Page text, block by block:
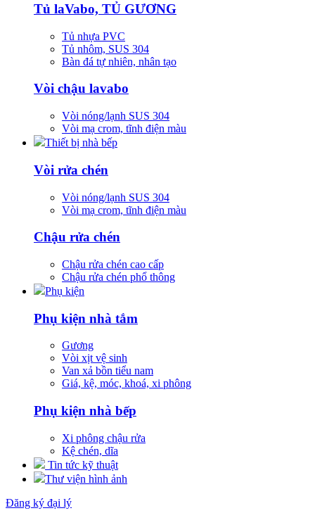
Tủ laVabo, TỦ GƯƠNG
Tủ nhựa PVC
Tủ nhôm, SUS 304
Bàn đá tự nhiên, nhân tạo
Vòi chậu lavabo
Vòi nóng/lạnh SUS 304
Vòi mạ crom, tĩnh điện màu
Thiết bị nhà bếp
Vòi rửa chén
Vòi nóng/lạnh SUS 304
Vòi mạ crom, tĩnh điện màu
Chậu rửa chén
Chậu rửa chén cao cấp
Chậu rửa chén phổ thông
Phụ kiện
Phụ kiện nhà tắm
Gương
Vòi xịt vệ sinh
Van xả bồn tiểu nam
Giá, kệ, móc, khoá, xi phông
Phụ kiện nhà bếp
Xi phông chậu rửa
Kệ chén, dĩa
Tin tức kỹ thuật
Thư viện hình ảnh
Đăng ký đại lý